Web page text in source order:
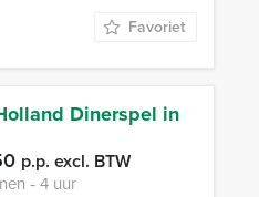
Favoriet
Dinerspel in
p.p. excl. BTW
‐ 4 uur